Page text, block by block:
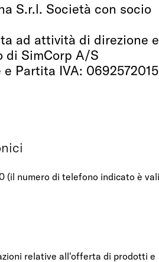
S.r.l. Società con socio
ad attività di direzione e
di SimCorp A/S
Partita IVA:
(il numero di telefono indicato è
relative all'offerta di prodotti e